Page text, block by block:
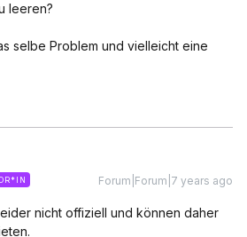
leeren?
selbe Problem und vielleicht eine
Forum|Forum|7 years ago
nicht offiziell und können daher